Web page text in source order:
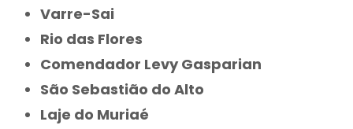
Varre-Sai
Rio das Flores
Comendador Levy Gasparian
São Sebastião do Alto
Laje do Muriaé